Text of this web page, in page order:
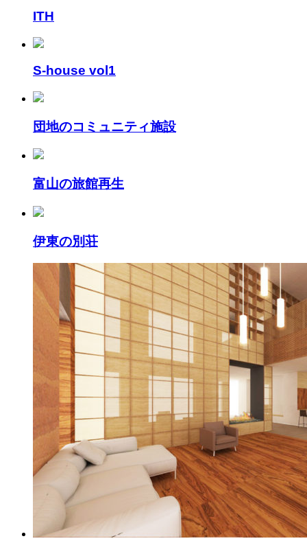
ITH
S-house vol1
団地のコミュニティ施設
富山の旅館再生
伊東の別荘